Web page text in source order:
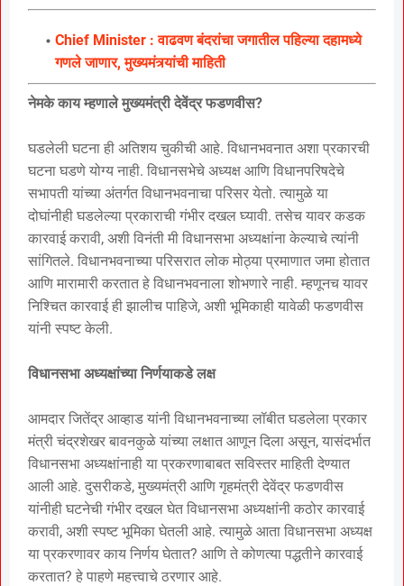
Chief Minister : वाढवण बंदरांचा जगातील पहिल्या दहामध्ये
गणले जाणार, मुख्यमंत्र्यांची माहिती
नेमके काय म्हणाले मुख्यमंत्री देवेंद्र फडणवीस?
घडलेली घटना ही अतिशय चुकीची आहे. विधानभवनात अशा प्रकारची
घटना घडणे योग्य नाही. विधानसभेचे अध्यक्ष आणि विधानपरिषदेचे
सभापती यांच्या अंतर्गत विधानभवनाचा परिसर येतो. त्यामुळे या
दोघांनीही घडलेल्या प्रकाराची गंभीर दखल घ्यावी. तसेच यावर कडक
कारवाई करावी, अशी विनंती मी विधानसभा अध्यक्षांना केल्याचे त्यांनी
सांगितले. विधानभवनाच्या परिसरात लोक मोठ्या प्रमाणात जमा होतात
आणि मारामारी करतात हे विधानभवनाला शोभणारे नाही. म्हणूनच यावर
निश्चित कारवाई ही झालीच पाहिजे, अशी भूमिकाही यावेळी फडणवीस
यांनी स्पष्ट केली.
विधानसभा अध्यक्षांच्या निर्णयाकडे लक्ष
आमदार जितेंद्र आव्हाड यांनी विधानभवनाच्या लॉबीत घडलेला प्रकार
मंत्री चंद्रशेखर बावनकुळे यांच्या लक्षात आणून दिला असून, यासंदर्भात
विधानसभा अध्यक्षांनाही या प्रकरणाबाबत सविस्तर माहिती देण्यात
आली आहे. दुसरीकडे, मुख्यमंत्री आणि गृहमंत्री देवेंद्र फडणवीस
यांनीही घटनेची गंभीर दखल घेत विधानसभा अध्यक्षांनी कठोर कारवाई
करावी, अशी स्पष्ट भूमिका घेतली आहे. त्यामुळे आता विधानसभा अध्यक्ष
या प्रकरणावर काय निर्णय घेतात? आणि ते कोणत्या पद्धतीने कारवाई
करतात? हे पाहणे महत्त्वाचे ठरणार आहे.